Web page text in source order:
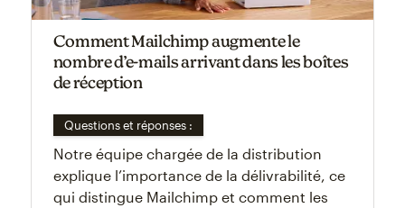
Comment Mailchimp augmente le
nombre d’e-mails arrivant dans les boîtes
de réception
Questions et réponses :
Notre équipe chargée de la distribution
explique l’importance de la délivrabilité, ce
qui distingue Mailchimp et comment les